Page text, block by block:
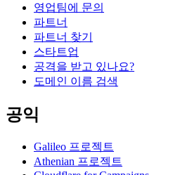
영업팀에 문의
파트너
파트너 찾기
스타트업
공격을 받고 있나요?
도메인 이름 검색
공익
Galileo 프로젝트
Athenian 프로젝트